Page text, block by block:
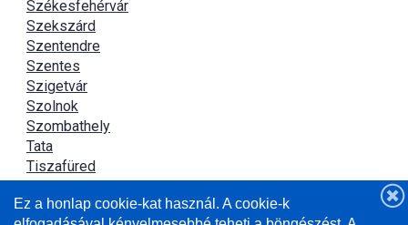
Székesfehérvár
Szekszárd
Szentendre
Szentes
Szigetvár
Szolnok
Szombathely
Tata
Tiszafüred
Újszász
Ez a honlap cookie-kat használ. A cookie-k